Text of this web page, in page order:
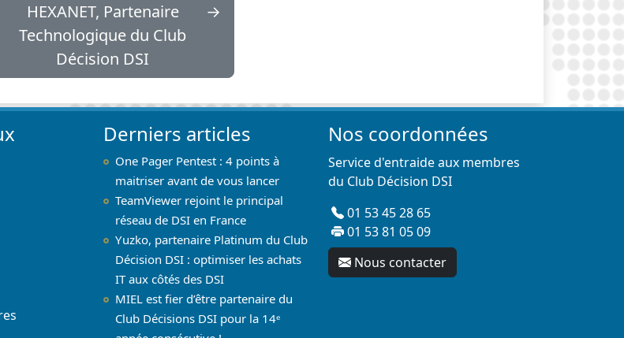
HEXANET, Partenaire
Technologique du Club
Décision DSI
→
Derniers articles
One Pager Pentest : 4 points à
maitriser avant de vous lancer
TeamViewer rejoint le principal
réseau de DSI en France
Yuzko, partenaire Platinum du Club
Décision DSI : optimiser les achats
IT aux côtés des DSI
MIEL est fier d’être partenaire du
Club Décisions DSI pour la 14ᵉ
Nos coordonnées
Service d'entraide aux membres
du Club Décision DSI
01 53 45 28 65
01 53 81 05 09
Nous contacter